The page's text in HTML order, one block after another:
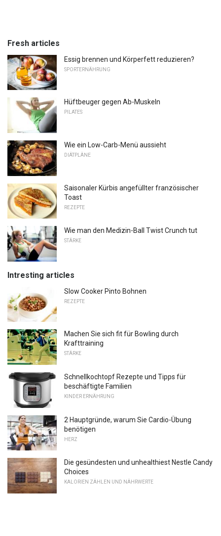
Fresh articles
Essig brennen und Körperfett reduzieren?
SPORTERNÄHRUNG
Hüftbeuger gegen Ab-Muskeln
PILATES
Wie ein Low-Carb-Menü aussieht
DIÄTPLÄNE
Saisonaler Kürbis angefüllter französischer
Toast
REZEPTE
Wie man den Medizin-Ball Twist Crunch tut
STÄRKE
Intresting articles
Slow Cooker Pinto Bohnen
REZEPTE
Machen Sie sich fit für Bowling durch
Krafttraining
STÄRKE
Schnellkochtopf Rezepte und Tipps für
beschäftigte Familien
KINDER ERNÄHRUNG
2 Hauptgründe, warum Sie Cardio-Übung
benötigen
HERZ
Die gesündesten und unhealthiest Nestle Candy
Choices
KALORIEN ZÄHLEN UND NÄHRWERTE